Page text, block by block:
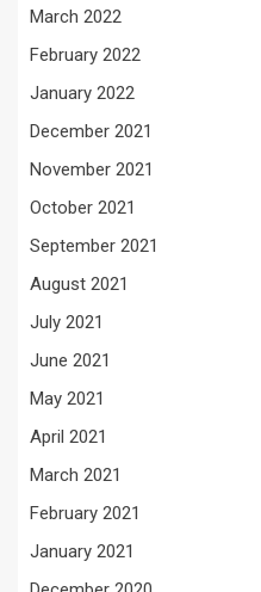
March 2022
February 2022
January 2022
December 2021
November 2021
October 2021
September 2021
August 2021
July 2021
June 2021
May 2021
April 2021
March 2021
February 2021
January 2021